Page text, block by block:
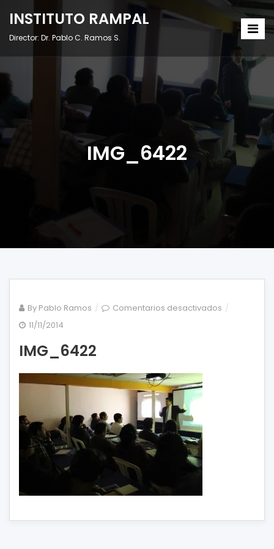
INSTITUTO RAMPAL
Director: Dr. Pablo C. Ramos S.
IMG_6422
By Pablo Ramos Comentarios desactivados en
11/11/2014
IMG_6422